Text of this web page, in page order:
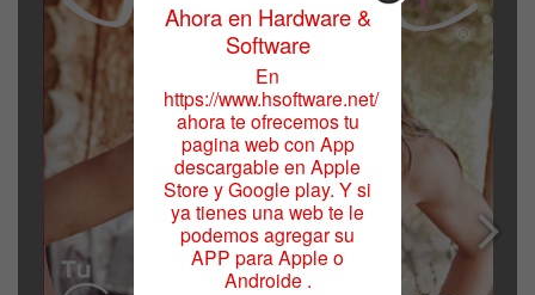
Ahora en Hardware &
Software
En
https://www.hsoftware.net/
ahora te ofrecemos tu
pagina web con App
descargable en Apple
Store y Google play. Y si
ya tienes una web te le
podemos agregar su
APP para Apple o
Androide .